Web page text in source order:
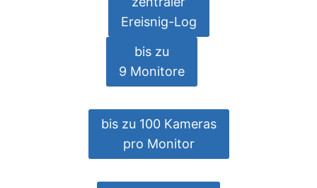
Ereisnig-Log
bis zu
9 Monitore
bis zu 100 Kameras
pro Monitor